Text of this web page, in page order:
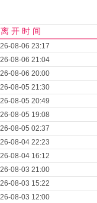
离 开 时 间
08-06 23:17
08-06 21:04
08-06 20:00
08-05 21:30
08-05 20:49
08-05 19:08
08-05 02:37
08-04 22:23
08-04 16:12
08-03 21:00
08-03 15:22
08-03 12:00